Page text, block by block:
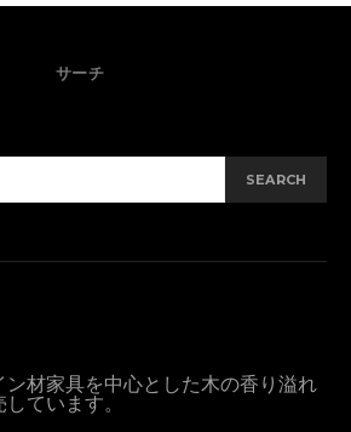
サーチ
SEARCH
材家具を中心とした木の香り溢れ
ています。